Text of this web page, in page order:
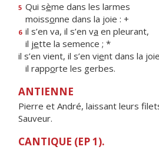
5 Qui sème dans les larmes
moissonne dans la joie : +
6 il s’en va, il s’en va en pleurant,
il jette la semence ; *
il s’en vient, il s’en vient dans la
il rapporte les gerbes.
ANTIENNE
Pierre et André, laissant leurs
Sauveur.
CANTIQUE (EP 1).